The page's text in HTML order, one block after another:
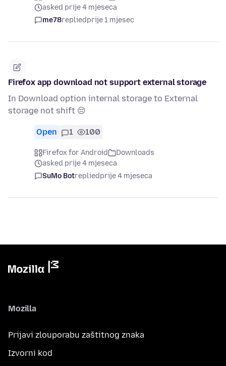
asked prije 4 mjeseca
me78repliedprije 1 mjesec
Firefox app download not support external storage
In Download option internal storage to External
storage not shift 😔
Open 1 100
Firefox for Android
Downloads
asked prije 4 mjeseca
SuMo Botrepliedprije 4 mjeseca
Mozilla
Prijavi zlouporabu zaštitnog znaka
Izvorni kod